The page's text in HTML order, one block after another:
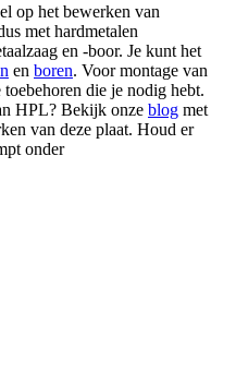
op het bewerken van
met hardmetalen
en -boor. Je kunt het
en boren. Voor montage van
die je nodig hebt.
HPL? Bekijk onze blog met
van deze plaat. Houd er
onder